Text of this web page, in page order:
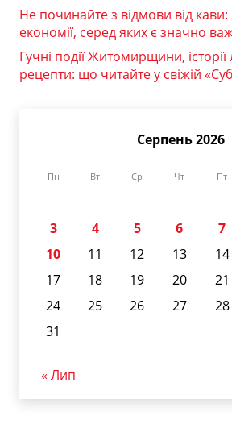
Не починайте з відмови від
економії, серед яких є значно
Гучні події Житомирщини,
рецепти: що читайте у свіжій
Серпень 2026
Пн Вт Ср Чт Пт
3
4 5 6 7
10
11 12 13 14
17
18 19 20 21
24
25 26 27 28
31
« Лип